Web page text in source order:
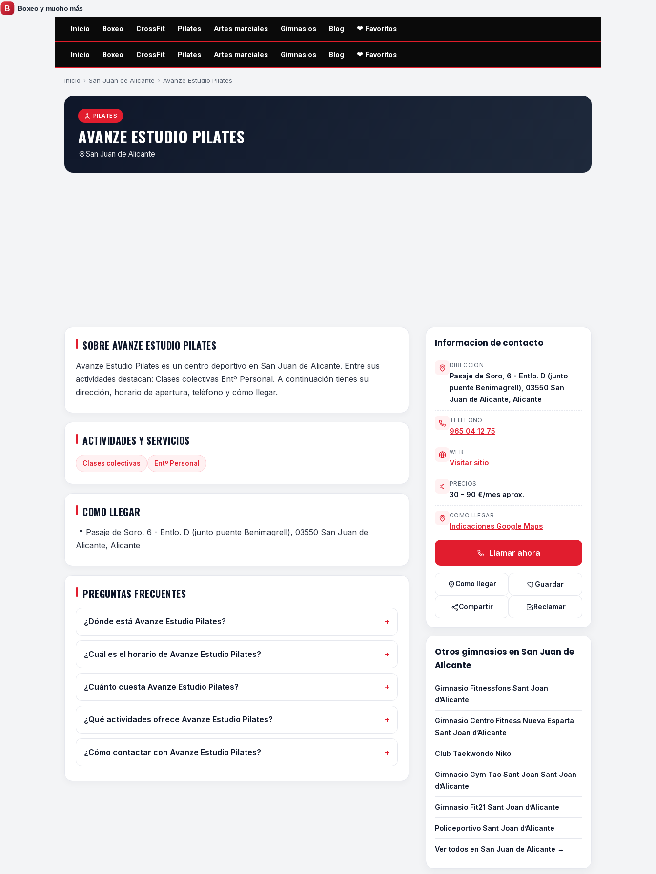
Inicio Boxeo CrossFit Pilates Artes marciales Gimnasios Blog ❤ Favoritos
Inicio Boxeo CrossFit Pilates Artes marciales Gimnasios Blog ❤ Favoritos
Inicio › San Juan de Alicante › Avanze Estudio Pilates
PILATES
AVANZE ESTUDIO PILATES
San Juan de Alicante
SOBRE AVANZE ESTUDIO PILATES
Avanze Estudio Pilates es un centro deportivo en San Juan de Alicante. Entre sus
actividades destacan: Clases colectivas Entº Personal. A continuación tienes su
dirección, horario de apertura, teléfono y cómo llegar.
ACTIVIDADES Y SERVICIOS
Clases colectivas Entº Personal
COMO LLEGAR
📍 Pasaje de Soro, 6 - Entlo. D (junto puente Benimagrell), 03550 San Juan de
Alicante, Alicante
PREGUNTAS FRECUENTES
¿Dónde está Avanze Estudio Pilates?
¿Cuál es el horario de Avanze Estudio Pilates?
¿Cuánto cuesta Avanze Estudio Pilates?
¿Qué actividades ofrece Avanze Estudio Pilates?
¿Cómo contactar con Avanze Estudio Pilates?
Informacion de contacto
DIRECCION
Pasaje de Soro, 6 - Entlo. D (junto
puente Benimagrell), 03550 San
Juan de Alicante, Alicante
TELEFONO
965 04 12 75
WEB
Visitar sitio
PRECIOS
30 - 90 €/mes aprox.
COMO LLEGAR
Indicaciones Google Maps
Llamar ahora
Como llegar Guardar
Compartir Reclamar
Otros gimnasios en San Juan de
Alicante
Gimnasio Fitnessfons Sant Joan
d’Alicante
Gimnasio Centro Fitness Nueva Esparta
Sant Joan d’Alicante
Club Taekwondo Niko
Gimnasio Gym Tao Sant Joan Sant Joan
d’Alicante
Gimnasio Fit21 Sant Joan d’Alicante
Polideportivo Sant Joan d’Alicante
Ver todos en San Juan de Alicante →